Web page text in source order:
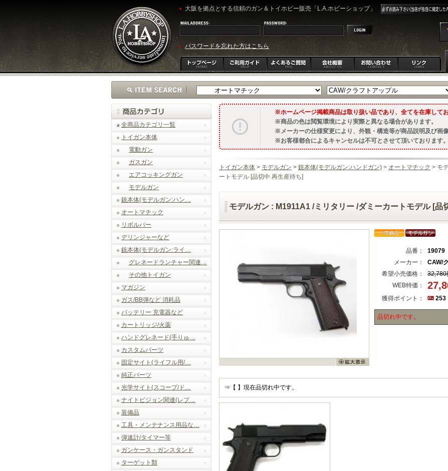
大阪を拠点とする信頼のガン＆トイホビー販売「L.A.ホビーショップ」
パスワードを忘れた方はこちら
全商品カテゴリ一覧
トイガン本体
電動ガン
ガスガン
エアコッキングガン
モデルガン
銃本体(モデルガン:ハン…
オートマチック
リボルバー
デリンジャーなど
銃本体(モデルガン:ライ…
グレネードランチャー関連…
その他トイガン
マガジン
ガス/BB弾など 消耗品
バッテリー 充電器など
カートリッジ/火薬
ハンドグレネード(手りゅ…
カスタムパーツ
固定サイト(ライフル用/…
純正パーツ
光学サイト(スコープ/ド…
ナイトビジョン関連(レプ…
装備品
工具・メンテナンス用品な…
弾速計/タイマー等
ガンケース・ガンスタンド
ターゲット類
ホームページ掲載商品は取り扱い品であり、全てを在庫してお
商品の色は閲覧環境により実際と異なる場合があります。
メーカーの仕様変更により、外観・構造等が商品説明及び画
お客様都合によるキャンセルは不可とさせて頂いております
トイガン本体 > モデルガン > 銃本体(モデルガン:ハンドガン) > オートマチック > モ
ートモデル [品切中.再生産待ち]
モデルガン : M1911A1 /ミリタリー /ダミーカートモデル [品
品番：
19079
メーカー：
CAW/
希望小売価格：
32,780
WEB特価：
獲得ポイント：
253
品切れ中です。
⇒【 】現在品切れ中です。